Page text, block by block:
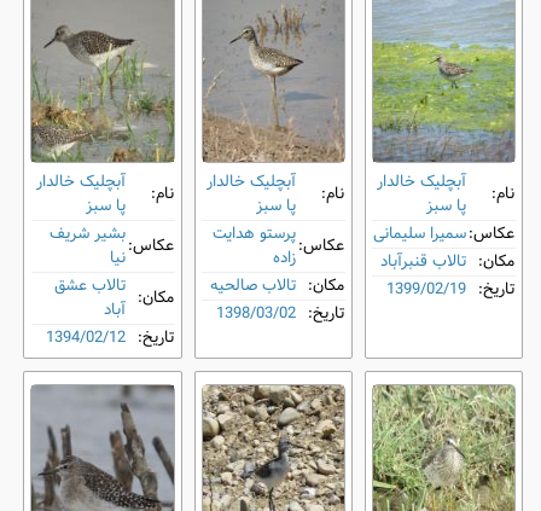
نام:
آبچلیک خالدار
پا سبز
عکاس:سمیرا سلیمانی
مکان: تالاب قنبرآباد
تاریخ: 1399/02/19
نام:
آبچلیک خالدار
پا سبز
عکاس:پرستو هدایت
زاده
مکان: تالاب صالحیه
تاریخ: 1398/03/02
نام:
آبچلیک خالدار
پا سبز
عکاس:بشیر شریف
نیا
مکان: تالاب عشق
آباد
تاریخ: 1394/02/12